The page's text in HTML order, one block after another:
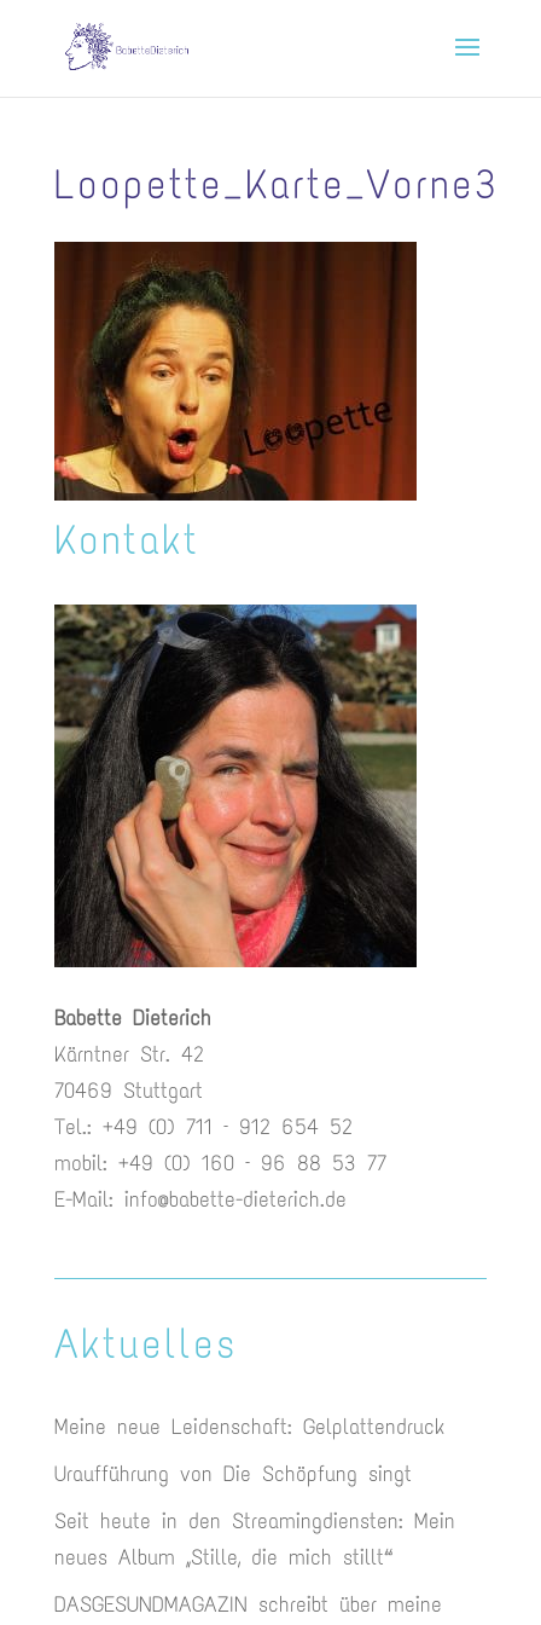
Loopette_Karte_Vorne3
Kontakt
Babette Dieterich
Kärntner Str. 42
70469 Stuttgart
Tel.: +49 (0) 711 – 912 654 52
mobil: +49 (0) 160 – 96 88 53 77
E-Mail: info@babette-dieterich.de
Aktuelles
Meine neue Leidenschaft: Gelplattendruck
Uraufführung von Die Schöpfung singt
Seit heute in den Streamingdiensten: Mein
neues Album „Stille, die mich stillt“
DASGESUNDMAGAZIN schreibt über meine